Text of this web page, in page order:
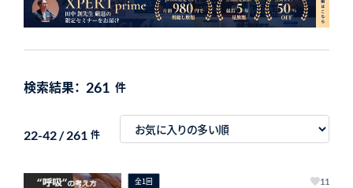
検索結果： 261 件
22-42 / 261 件
全1回 11